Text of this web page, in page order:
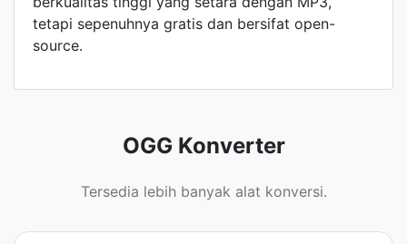
tetapi sepenuhnya gratis dan bersifat open-
source.
OGG Konverter
Tersedia lebih banyak alat konversi.